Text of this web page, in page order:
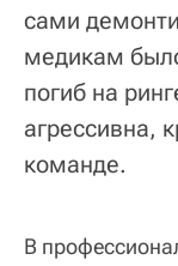
сами
медикам
погиб на
агрессивна,
команде.
В